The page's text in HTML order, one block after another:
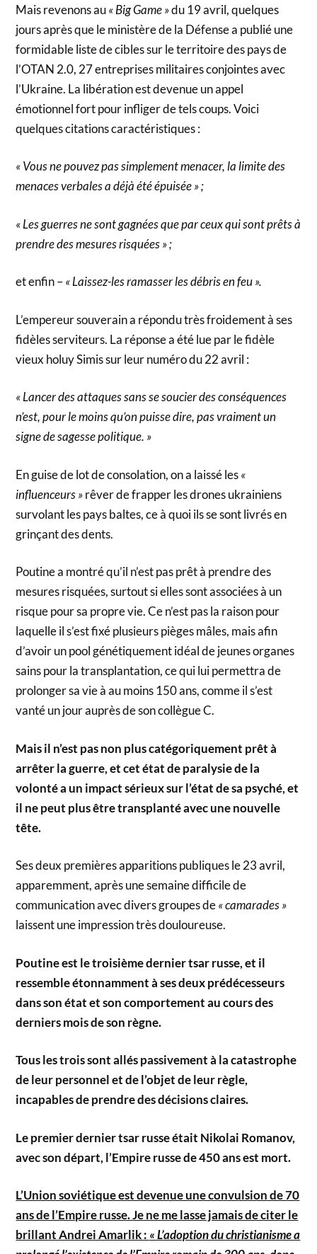
Mais revenons au« Big Game »du 19 avril, quelques
jours après que le ministère de la Défense a publié une
formidable liste de cibles sur le territoire des pays de
l’OTAN 2.0, 27 entreprises militaires conjointes avec
l’Ukraine. La libération est devenue un appel
émotionnel fort pour infliger de tels coups. Voici
quelques citations caractéristiques :
« Vous ne pouvez pas simplement menacer, la limite des
menaces verbales a déjà été épuisée » ;
« Les guerres ne sont gagnées que par ceux qui sont prêts à
prendre des mesures risquées » ;
et enfin –« Laissez-les ramasser les débris en feu ».
L’empereur souverain a répondu très froidement à ses
fidèles serviteurs. La réponse a été lue par le fidèle
vieux holuy Simis sur leur numéro du 22 avril :
« Lancer des attaques sans se soucier des conséquences
n’est, pour le moins qu’on puisse dire, pas vraiment un
signe de sagesse politique. »
En guise de lot de consolation, on a laissé les«
influenceurs »rêver de frapper les drones ukrainiens
survolant les pays baltes, ce à quoi ils se sont livrés en
grinçant des dents.
Poutine a montré qu’il n’est pas prêt à prendre des
mesures risquées, surtout si elles sont associées à un
risque pour sa propre vie. Ce n’est pas la raison pour
laquelle il s’est fixé plusieurs pièges mâles, mais afin
d’avoir un pool génétiquement idéal de jeunes organes
sains pour la transplantation, ce qui lui permettra de
prolonger sa vie à au moins 150 ans, comme il s’est
vanté un jour auprès de son collègue C.
Mais il n’est pas non plus catégoriquement prêt à
arrêter la guerre, et cet état de paralysie de la
volonté a un impact sérieux sur l’état de sa psyché, et
il ne peut plus être transplanté avec une nouvelle
tête.
Ses deux premières apparitions publiques le 23 avril,
apparemment, après une semaine difficile de
communication avec divers groupes de« camarades »
laissent une impression très douloureuse.
Poutine est le troisième dernier tsar russe, et il
ressemble étonnamment à ses deux prédécesseurs
dans son état et son comportement au cours des
derniers mois de son règne.
Tous les trois sont allés passivement à la catastrophe
de leur personnel et de l’objet de leur règle,
incapables de prendre des décisions claires.
Le premier dernier tsar russe était Nikolai Romanov,
avec son départ, l’Empire russe de 450 ans est mort.
L’Union soviétique est devenue une convulsion de 70
ans de l’Empire russe. Je ne me lasse jamais de citer le
brillant Andrei Amarlik : « L’adoption du christianisme a